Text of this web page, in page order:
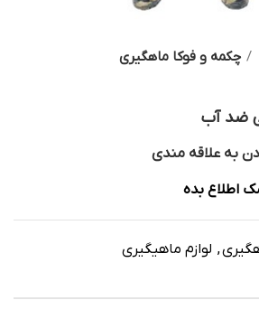
چکمه و فوکا ماهگیری
ضد آب
به علاقه مندی
اطلاع بده
, لوازم ماهیگیری